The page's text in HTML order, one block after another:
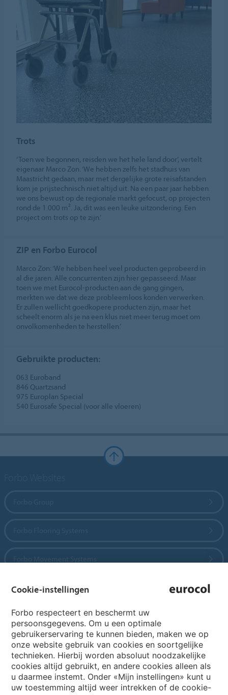
Trots
‘Toen we begonnen, reisden we het hele land door’, vertelt
eigenaar Marco Zon. ‘We hebben zelfs het stadhuis van
Maastricht gedaan, maar met dergelijke grote reisafstanden
kom je prijstechnisch niet altijd uit. Na een paar jaar hebben
we ons bewust op de regionale markt gefocust, op projecten
rond de 1.000 m². Ja, dit was een leuke uitzondering. Een
project om trots op te zijn.’
ZIP en Forbo Eurocol
Marco Zon: ‘We hebben heel veel producten geprobeerd in
al die jaren. Alle concurrenten zijn hier gepasseerd. Maar
toen we met Eurocol-producten aan de gang gingen,
merkten we dat we deze probleemloos konden verwerken.
Er zullen wellicht goedkopere producten zijn, maar het
scheelt enorm als je na een klus niet meer terug moet om
onvolkomenheden te herstellen.’
Gebruikte producten:
063 Euroband
846 Quartzsand
975 Europlan Special
540 Eurosafe Special (voor alle vloeren)
Choose your country
My Forbo
Archief webinars
Cookie-instellingen
Forbo respecteert en beschermt uw
persoonsgegevens. Om u een optimale
gebruikerservaring te kunnen bieden, maken we op
onze website gebruik van cookies en soortgelijke
technieken. Hierbij worden absoluut noodzakelijke
cookies altijd gebruikt, en andere cookies alleen als
u daarmee instemt. Onder «Mijn instellingen» kunt u
uw toestemming altijd weer intrekken of de cookie-